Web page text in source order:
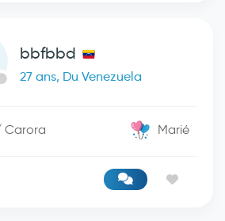
bbfbbd
27 ans, Du Venezuela
Carora Marié